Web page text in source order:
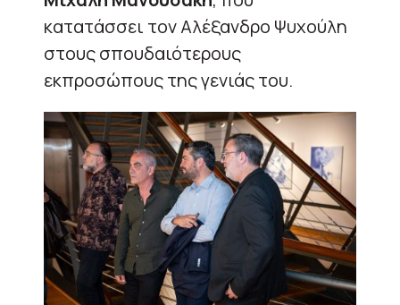
κατατάσσει τον Αλέξανδρο Ψυχούλη
στους σπουδαιότερους
εκπροσώπους της γενιάς του.